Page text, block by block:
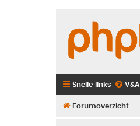
Snelle links V&A
Forumoverzicht